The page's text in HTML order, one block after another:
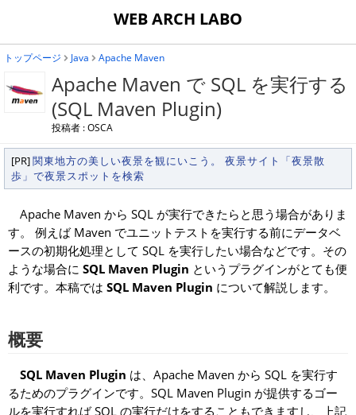
WEB ARCH LABO
トップページ Java Apache Maven
Apache Maven で SQL を実行する
(SQL Maven Plugin)
投稿者 : OSCA
[PR]関東地方の美しい夜景を観にいこう。 夜景サイト「夜景散
歩」で夜景スポットを検索
Apache Maven から SQL が実行できたらと思う場合がありま
す。 例えば Maven でユニットテストを実行する前にデータベ
ースの初期化処理として SQL を実行したい場合などです。その
ような場合に SQL Maven Plugin というプラグインがとても便
利です。本稿では SQL Maven Plugin について解説します。
概要
SQL Maven Plugin は、Apache Maven から SQL を実行す
るためのプラグインです。SQL Maven Plugin が提供するゴー
ルを実行すれば SQL の実行だけをすることもできますし、上記